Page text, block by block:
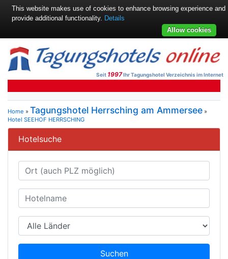
Seit 1997Ihr Tagungshotel Verzeichnis im Internet
Home » Tagungshotel Herrsching am Ammersee »
Hotel SEEHOF HERRSCHING
Hotelsuche
Suchen
This website makes use of cookies to enhance browsing experience and
provide additional functionality. Details
Allow cookies